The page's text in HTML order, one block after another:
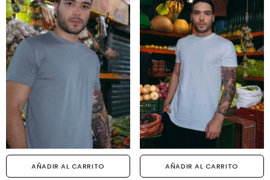
AÑADIR AL CARRITO AÑADIR AL CARRITO